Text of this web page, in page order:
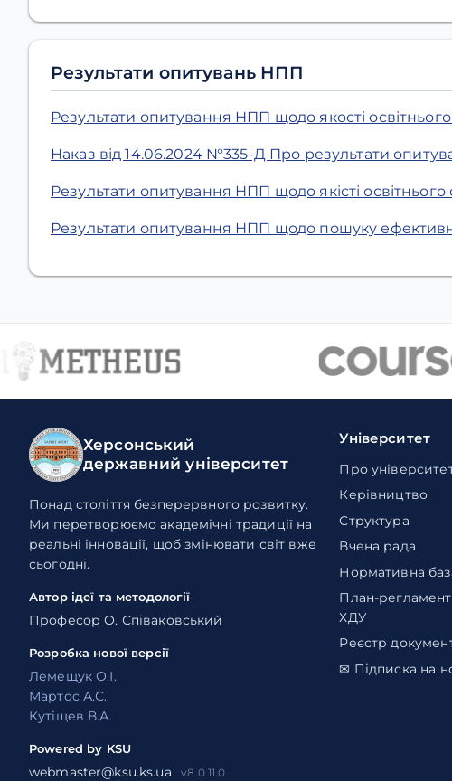
Результати опитувань НПП
Результати опитування НПП щодо якості
Наказ від 14.06.2024 №335-Д Про результати
Результати опитування НПП щодо якісті
Результати опитування НПП щодо пошуку
Херсонський
державний університет
Понад століття безперервного розвитку.
Ми перетворюємо академічні традиції на
реальні інновації, щоб змінювати світ вже
сьогодні.
Автор ідеї та методології
Професор О. Співаковський
Розробка нової версії
Лемещук О.І.
Мартос А.С.
Кутіщев В.А.
Powered by KSU
webmaster@ksu.ks.ua v8.0.11.0
Університет
Про
Керівництво
Структура
Вчена рада
Нормативна
План-
ХДУ
Реєстр
✉ Підписка на